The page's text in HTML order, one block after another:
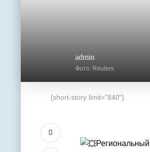
admin
Фото: Reuters
{short-story limit="840"}